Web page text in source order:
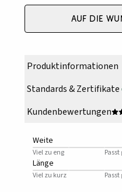
Auf die
Produktinformationen
Standards & Zertifikate
Kundenbewertungen
Weite
Viel zu eng
Länge
Viel zu kurz